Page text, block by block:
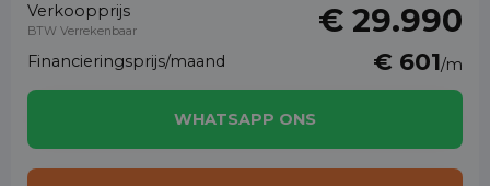
Verkoopprijs
BTW Verrekenbaar € 29.990
Financieringsprijs/maand € 601/m
WHATSAPP ONS